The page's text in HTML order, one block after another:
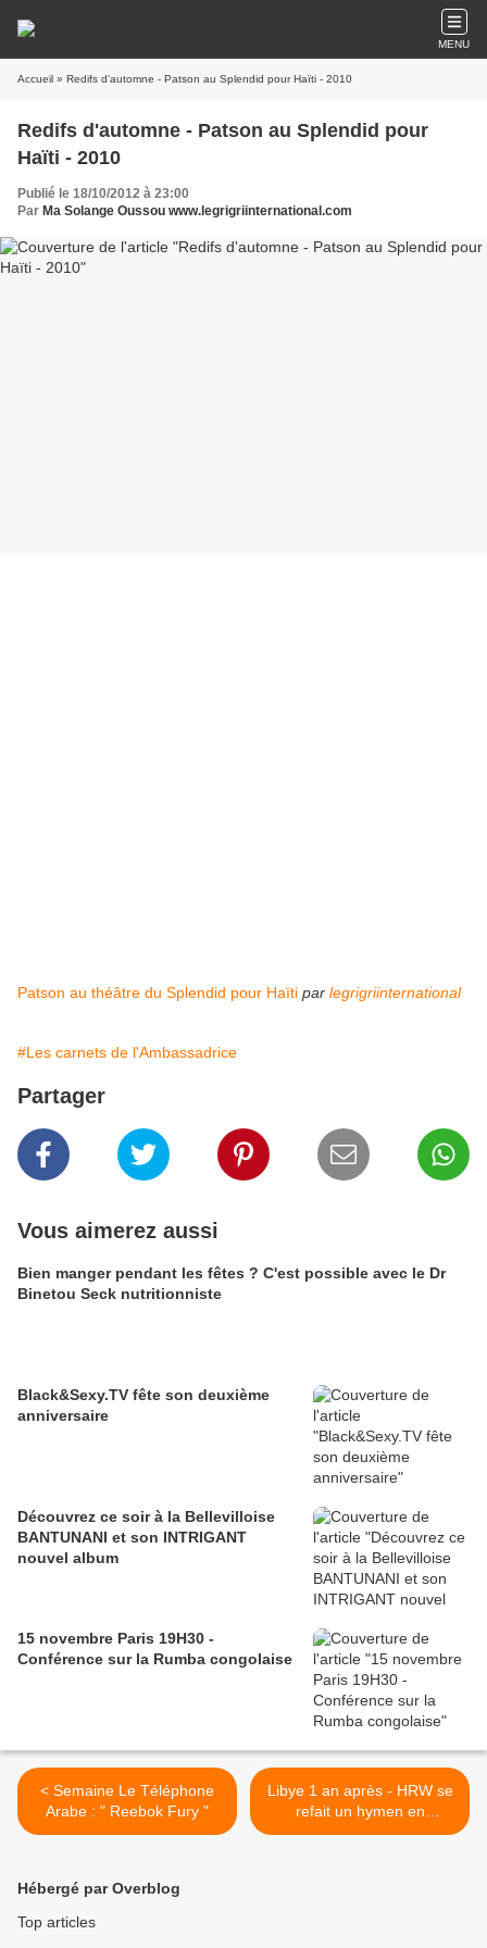
MENU
Accueil » Redifs d'automne - Patson au Splendid pour Haïti - 2010
Redifs d'automne - Patson au Splendid pour
Haïti - 2010
Publié le 18/10/2012 à 23:00
Par Ma Solange Oussou www.legrigriinternational.com
Patson au théâtre du Splendid pour Haïti par legrigriinternational
#Les carnets de l'Ambassadrice
Partager
Vous aimerez aussi
Bien manger pendant les fêtes ? C'est possible avec le Dr
Binetou Seck nutritionniste
Black&Sexy.TV fête son deuxième
anniversaire
Découvrez ce soir à la Bellevilloise
BANTUNANI et son INTRIGANT
nouvel album
15 novembre Paris 19H30 -
Conférence sur la Rumba congolaise
< Semaine Le Téléphone
Arabe : " Reebok Fury "
Libye 1 an après - HRW se
refait un hymen en
"découvrant" ce qu'ont subi
Hébergé par Overblog
Top articles